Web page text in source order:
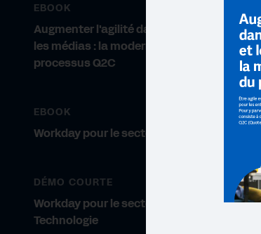
EBOOK
Augmenter l'agilité dans la tech et
les médias : la modernisation du
processus Q2C
EBOOK
Workday pour le secteur de la tech
DÉMO COURTE
Workday pour le secteur de la
Technologie